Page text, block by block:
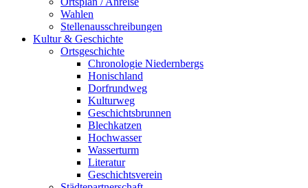
Wahlen
Stellenausschreibungen
Kultur & Geschichte
Ortsgeschichte
Chronologie Niedernbergs
Honischland
Dorfrundweg
Kulturweg
Geschichtsbrunnen
Blechkatzen
Hochwasser
Wasserturm
Literatur
Geschichtsverein